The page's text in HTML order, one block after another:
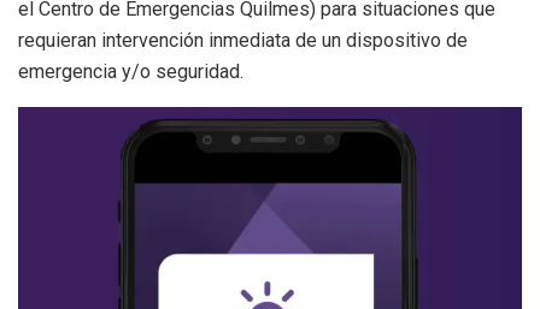
el Centro de Emergencias Quilmes) para situaciones que
requieran intervención inmediata de un dispositivo de
emergencia y/o seguridad.